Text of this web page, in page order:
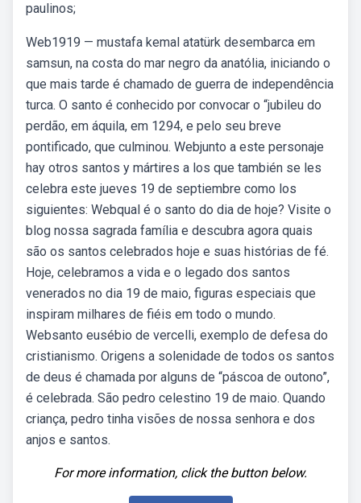
paulinos;
Web1919 — mustafa kemal atatürk desembarca em
samsun, na costa do mar negro da anatólia, iniciando o
que mais tarde é chamado de guerra de independência
turca. O santo é conhecido por convocar o “jubileu do
perdão, em áquila, em 1294, e pelo seu breve
pontificado, que culminou. Webjunto a este personaje
hay otros santos y mártires a los que también se les
celebra este jueves 19 de septiembre como los
siguientes: Webqual é o santo do dia de hoje? Visite o
blog nossa sagrada família e descubra agora quais
são os santos celebrados hoje e suas histórias de fé.
Hoje, celebramos a vida e o legado dos santos
venerados no dia 19 de maio, figuras especiais que
inspiram milhares de fiéis em todo o mundo.
Websanto eusébio de vercelli, exemplo de defesa do
cristianismo. Origens a solenidade de todos os santos
de deus é chamada por alguns de “páscoa de outono”,
é celebrada. São pedro celestino 19 de maio. Quando
criança, pedro tinha visões de nossa senhora e dos
anjos e santos.
For more information, click the button below.